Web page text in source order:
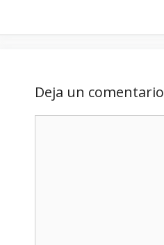
Deja un comentario